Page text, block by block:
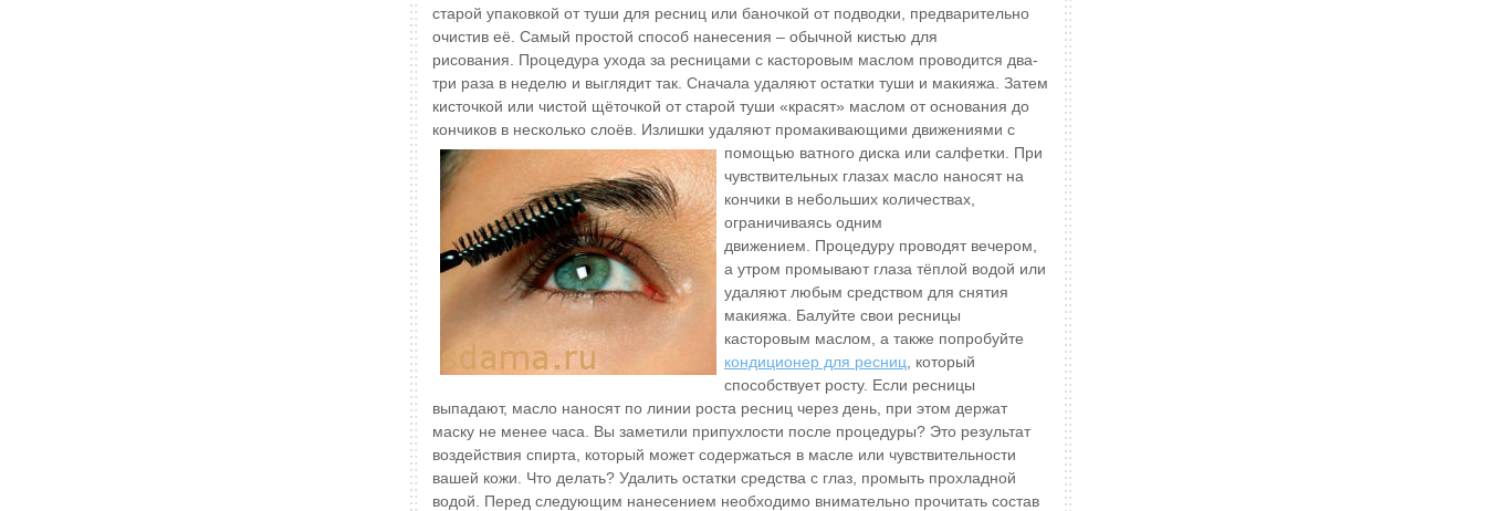
старой упаковкой от туши для ресниц или баночкой от подводки, предварительно
очистив её. Самый простой способ нанесения – обычной кистью для
рисования. Процедура ухода за ресницами с касторовым маслом проводится два-
три раза в неделю и выглядит так. Сначала удаляют остатки туши и макияжа. Затем
кисточкой или чистой щёточкой от старой туши «красят» маслом от основания до
кончиков в несколько слоёв. Излишки удаляют промакивающими движениями с
помощью ватного диска или салфетки. При
чувствительных глазах масло наносят на
кончики в небольших количествах,
ограничиваясь одним
движением. Процедуру проводят вечером,
а утром промывают глаза тёплой водой или
удаляют любым средством для снятия
макияжа. Балуйте свои ресницы
касторовым маслом, а также попробуйте
кондиционер для ресниц , который
способствует росту. Если ресницы
выпадают, масло наносят по линии роста ресниц через день, при этом держат
маску не менее часа. Вы заметили припухлости после процедуры? Это результат
воздействия спирта, который может содержаться в масле или чувствительности
вашей кожи. Что делать? Удалить остатки средства с глаз, промыть прохладной
водой. Перед следующим нанесением необходимо внимательно прочитать состав